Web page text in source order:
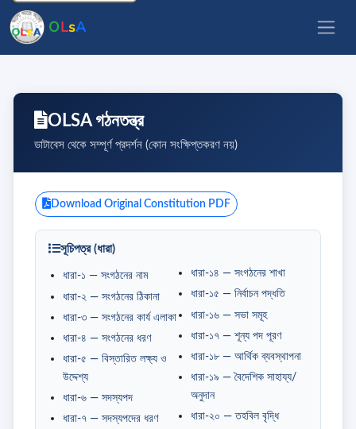
OLsA
OLSA গঠনতন্ত্র
ডাটাবেস থেকে সম্পূর্ণ প্রদর্শন (কোন সংক্ষিপ্তকরণ নয়)
Download Original Constitution PDF
সূচিপত্র (ধারা)
ধারা-১ — সংগঠনের নাম
ধারা-২ — সংগঠনের ঠিকানা
ধারা-৩ — সংগঠনের কার্য এলাকা
ধারা-৪ — সংগঠনের ধরণ
ধারা-৫ — বিস্তারিত লক্ষ্য ও
উদ্দেশ্য
ধারা-৬ — সদস্যপদ
ধারা-৭ — সদস্যপদের ধরণ
ধারা-১৪ — সংগঠনের শাখা
ধারা-১৫ — নির্বাচন পদ্ধতি
ধারা-১৬ — সভা সমূহ
ধারা-১৭ — শূন্য পদ পূরণ
ধারা-১৮ — আর্থিক ব্যবস্থাপনা
ধারা-১৯ — বৈদেশিক সাহায্য/
অনুদান
ধারা-২০ — তহবিল বৃদ্ধি